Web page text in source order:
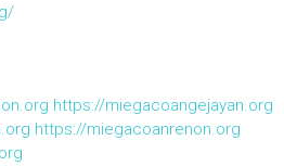
https://miegacoangejayan.org
https://miegacoanrenon.org